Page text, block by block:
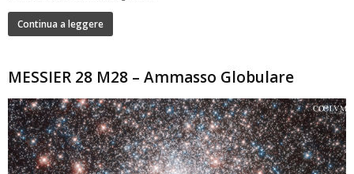
Continua a leggere
MESSIER 28 M28 – Ammasso Globulare